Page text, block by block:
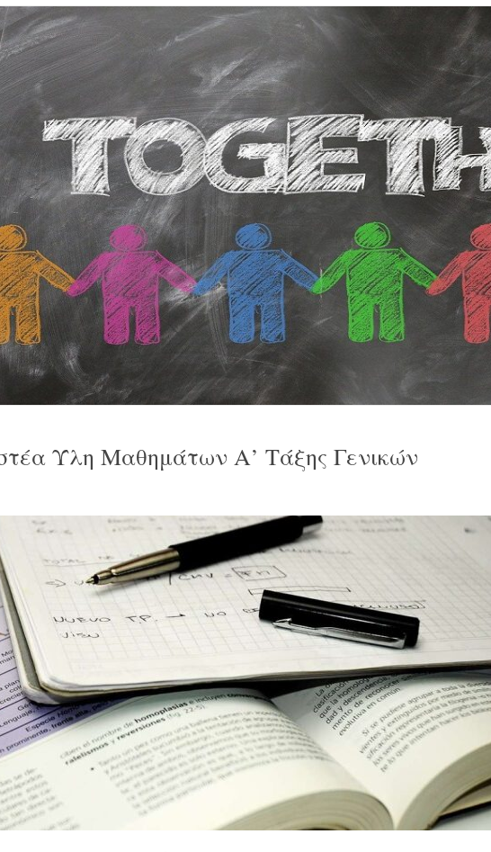
Ύλη Μαθημάτων Α’ Τάξης Γενικών